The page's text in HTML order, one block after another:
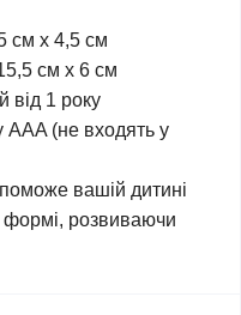
см х 4,5 см
см х 6 см
від 1 року
AAA (не входять у
вашій дитині
формі, розвиваючи